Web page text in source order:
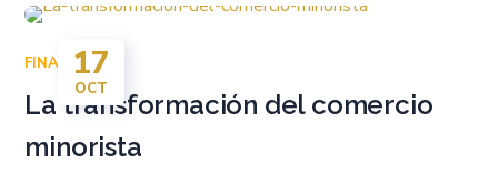
17
OCT
FINANZAS
La transformación del comercio
minorista